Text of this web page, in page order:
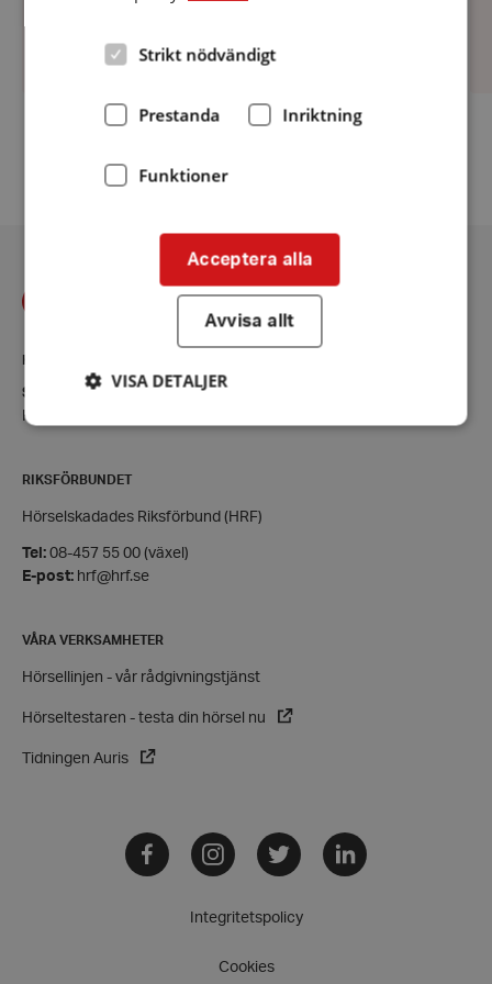
Skåne
Kontaktsida
RIKSFÖRBUNDET
Hörselskadades Riksförbund (HRF)
Tel: 08-457 55 00 (växel)
E-post: hrf@hrf.se
VÅRA VERKSAMHETER
Hörsellinjen - vår rådgivningstjänst
Hörseltestaren - testa din hörsel nu
Tidningen Auris
FacebookInstagramTwitter LinkedIn
Integritetspolicy
Cookies
Strikt nödvändigt
Prestanda Inriktning
Funktioner
Acceptera alla
Avvisa allt
VISA DETALJER
Strikt nödvändigt
Strikt nödvändiga kakor tillåter
kärnwebbplatsfunktioner som användarinloggning
och kontohantering. Webbplatsen kan inte
Namn
hrf-popup-closed-*
wordpress_test_cookie